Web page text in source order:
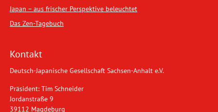
Japan – aus frischer Perspektive beleuchtet
Das Zen-Tagebuch
Kontakt
Deutsch-Japanische Gesellschaft Sachsen-Anhalt e.V.
Präsident: Tim Schneider
Jordanstraße 9
39112 Magdeburg